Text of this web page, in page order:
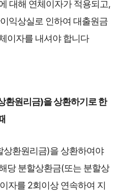
대해 연체이자가 적용되고,
익상실로 인하여 대출원금
이자를 내셔야 합니다
환원리금)을 상환하기로 한
상환원리금)을 상환하여야
당 분할상환금(또는 분할상
자를 2회이상 연속하여 지